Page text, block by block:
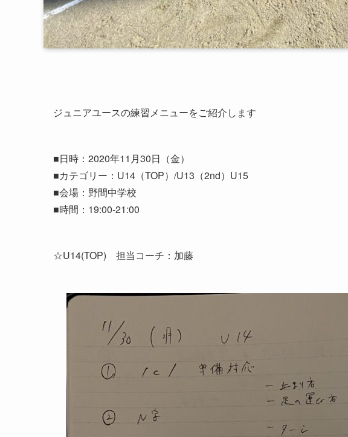
ジュニアユースの練習メニューをご紹介します
■日時：2020年11月30日（金）
■カテゴリー：U14（TOP）/U13（2nd）U15
■会場：野間中学校
■時間：19:00-21:00
☆U14(TOP) 担当コーチ：加藤